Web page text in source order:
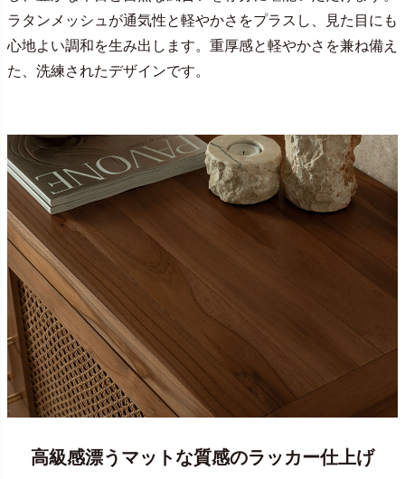
ラタンメッシュが通気性と軽やかさをプラスし、見た目にも
心地よい調和を生み出します。重厚感と軽やかさを兼ね備え
た、洗練されたデザインです。
高級感漂うマットな質感のラッカー仕上げ